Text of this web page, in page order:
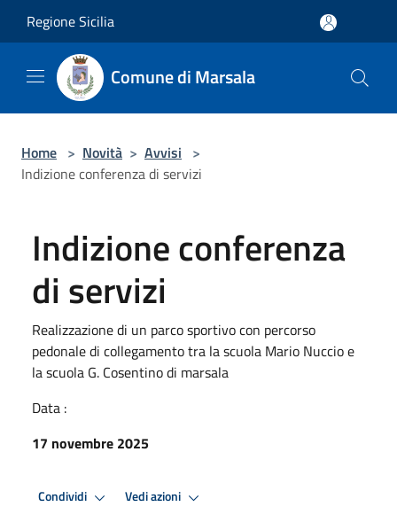
Regione Sicilia
Comune di Marsala
Home > Novità > Avvisi >
Indizione conferenza di servizi
Indizione conferenza
di servizi
Realizzazione di un parco sportivo con percorso
pedonale di collegamento tra la scuola Mario Nuccio e
la scuola G. Cosentino di marsala
Data :
17 novembre 2025
Condividi Vedi azioni